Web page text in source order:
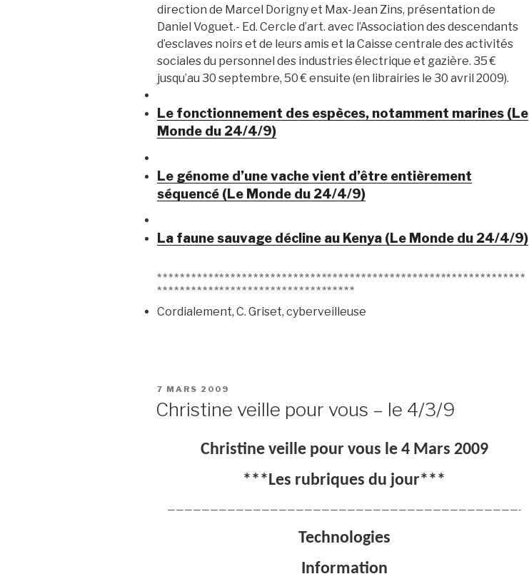
direction de Marcel Dorigny et Max-Jean Zins, présentation de
Daniel Voguet.- Ed. Cercle d’art. avec l’Association des descendants
d’esclaves noirs et de leurs amis et la Caisse centrale des activités
sociales du personnel des industries électrique et gazière. 35 €
jusqu’au 30 septembre, 50 € ensuite (en librairies le 30 avril 2009).
Le fonctionnement des espèces, notamment marines (Le
Monde du 24/4/9)
Le génome d’une vache vient d’être entièrement
séquencé (Le Monde du 24/4/9)
La faune sauvage décline au Kenya (Le Monde du 24/4/9)
*****************************************************************
***********************************
Cordialement, C. Griset, cyberveilleuse
PUBLIÉ
7 MARS 2009
Christine veille pour vous – le 4/3/9
Christine veille pour vous le 4 Mars 2009
***Les rubriques du jour***
—————————————————————————————————————————-
Technologies
Information